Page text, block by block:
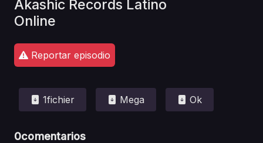
Akashic Records Latino
Online
Reportar episodio
1fichier Mega Ok
0comentarios